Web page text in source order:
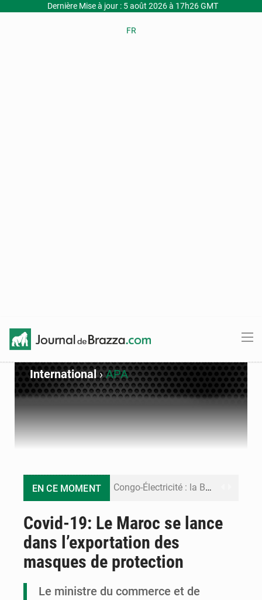
Dernière Mise à jour : 5 août 2026 à 17h26 GMT
FR
International›APA
EN CE MOMENT Congo-Électricité : la BAD renforce son appui pour accélérer les investissements
Covid-19: Le Maroc se lance
dans l’exportation des
masques de protection
Le ministre du commerce et de